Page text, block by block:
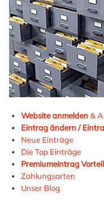
Website anmelden&
Eintrag ändern /
Neue Einträge
Die Top Einträge
Premiumeintrag
Zahlungsarten
Unser Blog